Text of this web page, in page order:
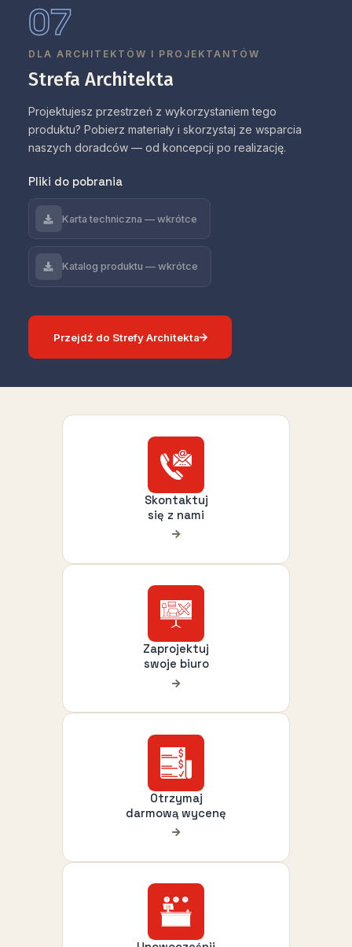
07
DLA ARCHITEKTÓW I PROJEKTANTÓW
Strefa Architekta
Projektujesz przestrzeń z wykorzystaniem tego
produktu? Pobierz materiały i skorzystaj ze wsparcia
naszych doradców — od koncepcji po realizację.
Pliki do pobrania
Karta techniczna — wkrótce
Katalog produktu — wkrótce
Przejdź do Strefy Architekta
Skontaktuj
się z nami
Zaprojektuj
swoje biuro
Otrzymaj
darmową wycenę